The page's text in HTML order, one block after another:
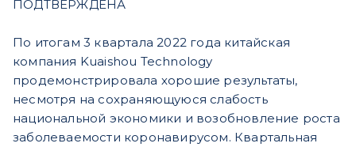
ПОДТВЕРЖДЕНА
По итогам 3 квартала 2022 года китайская
компания Kuaishou Technology
продемонстрировала хорошие результаты,
несмотря на сохраняющуюся слабость
национальной экономики и возобновление роста
заболеваемости коронавирусом. Квартальная